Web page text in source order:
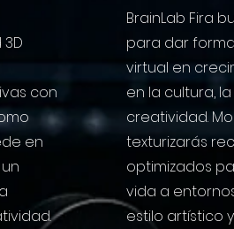
con
en
BrainLab Fira
para dar
virtual en
en la cultura,
creatividad.
texturizarás
optimizados
vida a
estilo artístico